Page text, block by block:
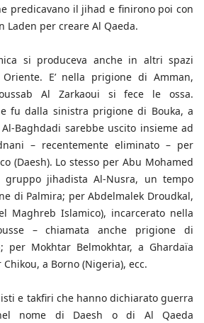
predicavano il jihad e finirono poi con
Laden per creare Al Qaeda.
si produceva anche in altri spazi
E’ nella prigione di Amman,
Al Zarkaoui si fece le ossa.
fu dalla sinistra prigione di Bouka, a
Baghdadi sarebbe uscito insieme ad
– recentemente eliminato – per
(Daesh). Lo stesso per Abu Mohamed
gruppo jihadista Al-Nusra, un tempo
di Palmira; per Abdelmalek Droudkal,
Maghreb Islamico), incarcerato nella
– chiamata anche prigione di
per Mokhtar Belmokhtar, a Ghardaïa
a Borno (Nigeria), ecc.
e takfiri che hanno dichiarato guerra
nome di Daesh o di Al Qaeda